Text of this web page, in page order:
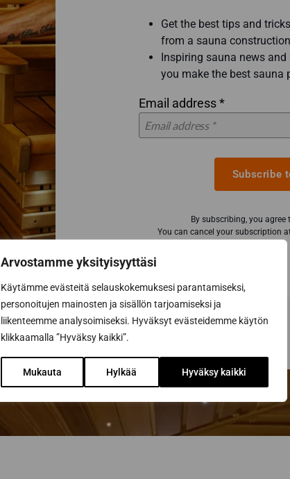
Arvostamme yksityisyyttäsi
Käytämme evästeitä selauskokemuksesi parantamiseksi,
personoitujen mainosten ja sisällön tarjoamiseksi ja
liikenteemme analysoimiseksi. Hyväksyt evästeidemme käytön
klikkaamalla ”Hyväksy kaikki”.
Mukauta Hylkää Hyväksy kaikki
Get the best tips and
from a sauna
Inspiring sauna news
you make the best sauna
Email address *
Subscribe
By subscribing, you agree
You can cancel your subscription